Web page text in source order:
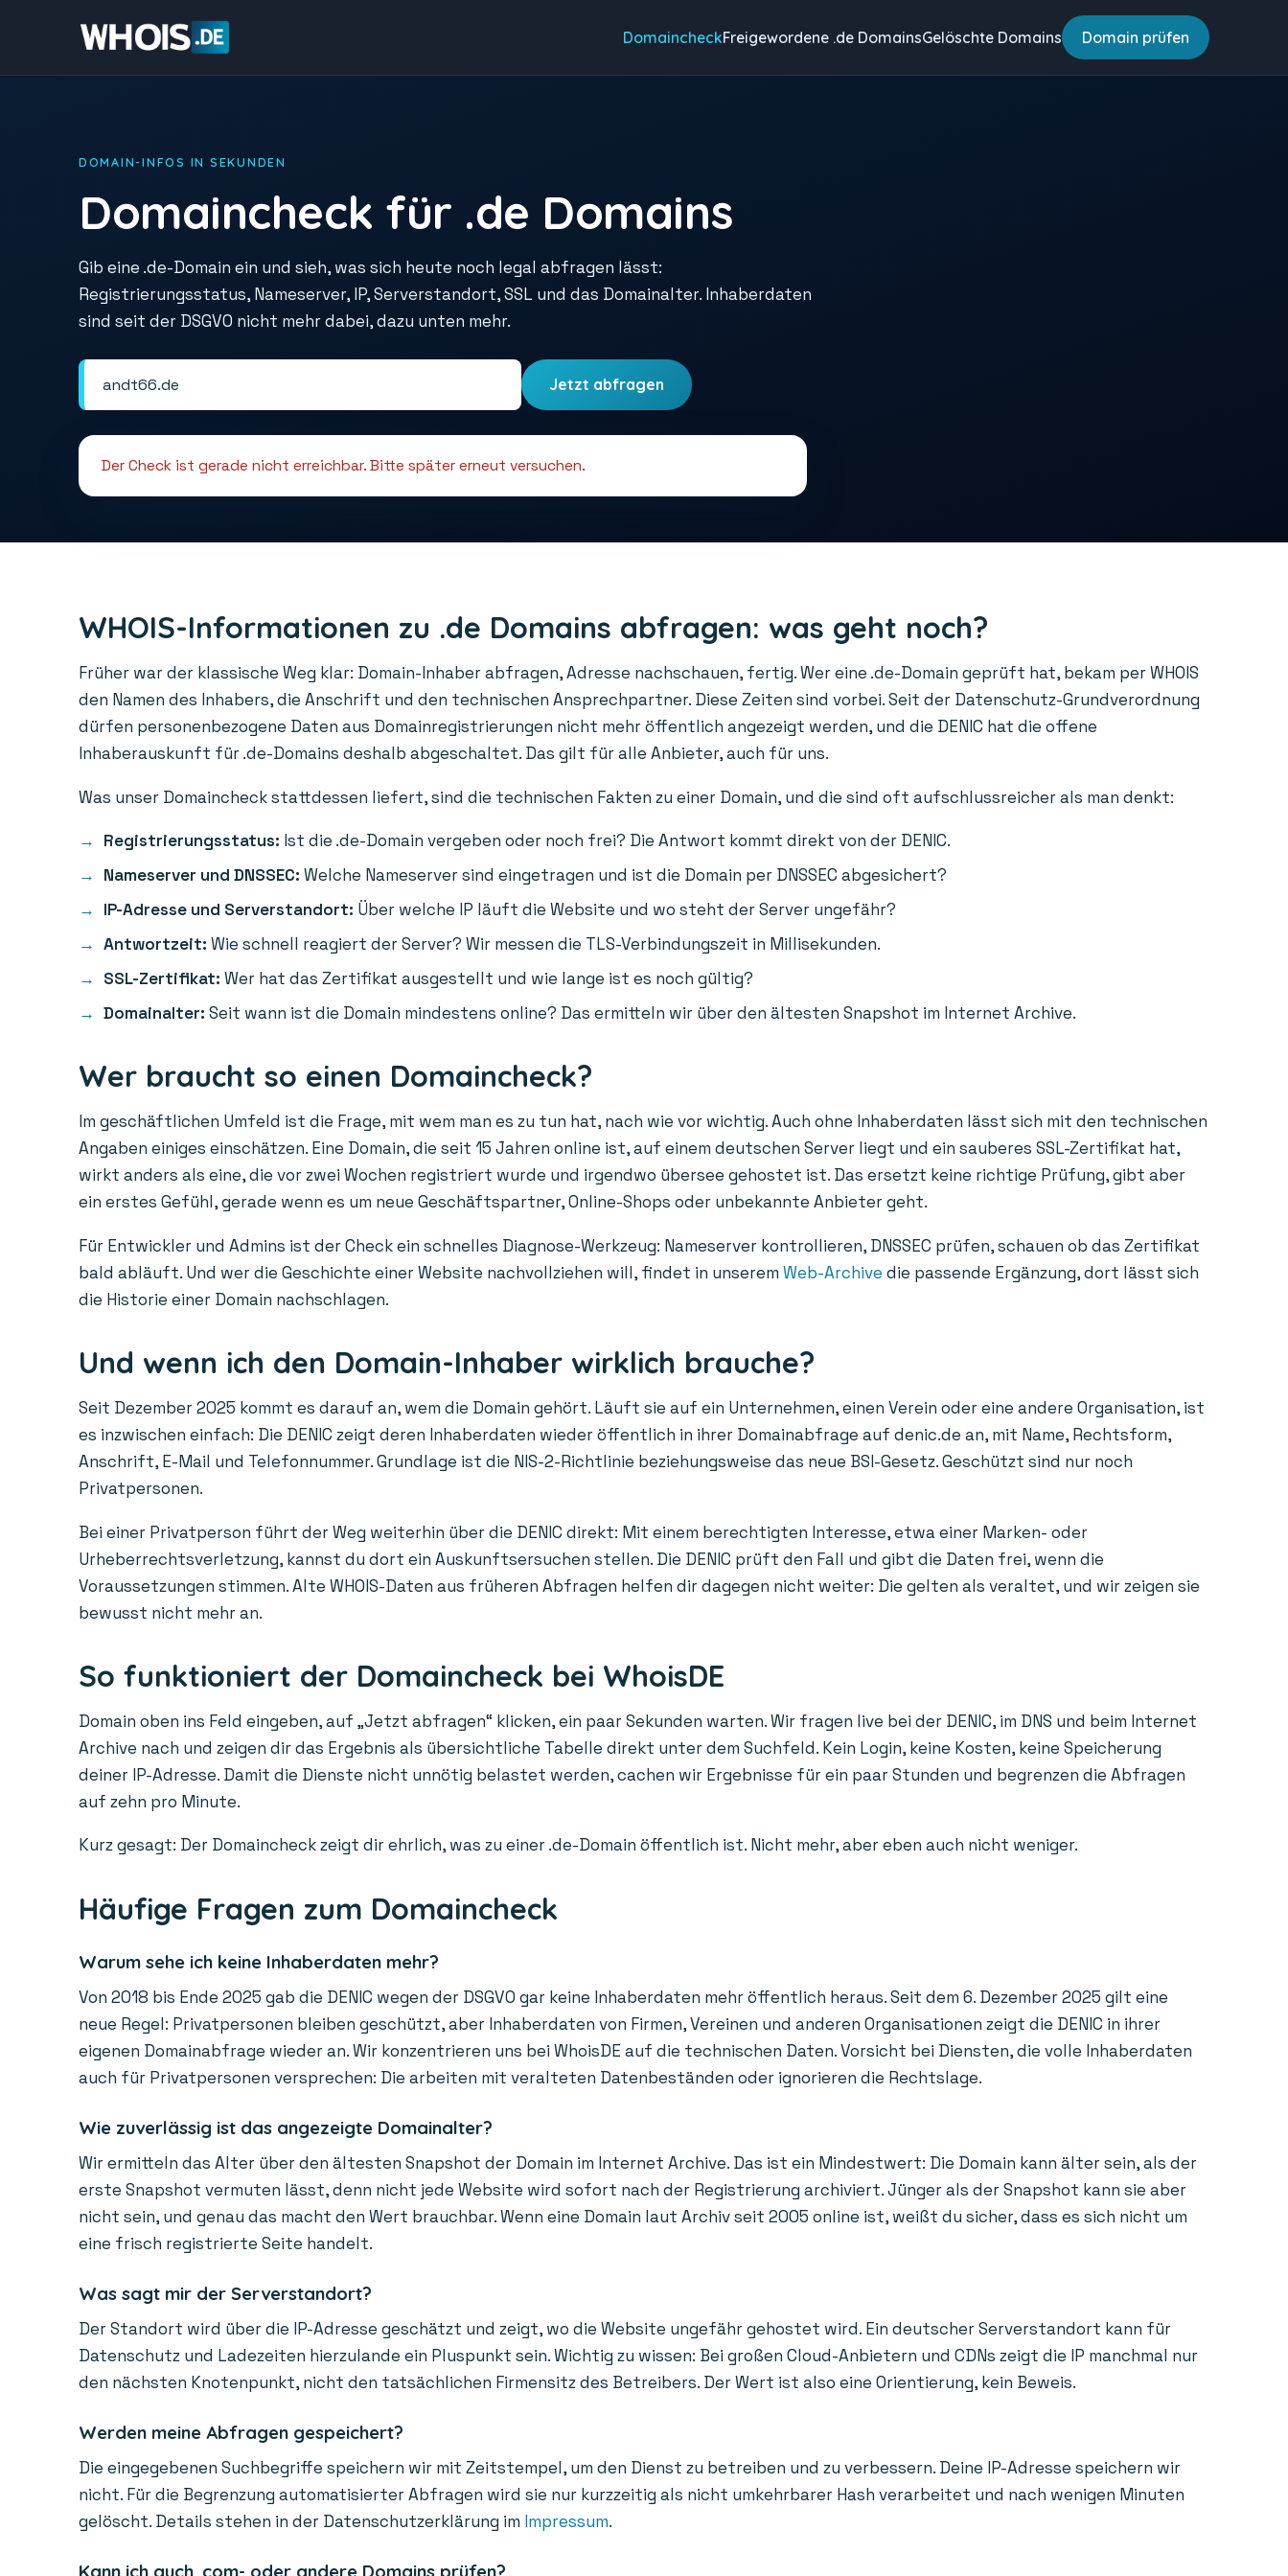
DomaincheckFreigewordene .de DomainsGelöschte Domains Domain prüfen
DOMAIN-INFOS IN SEKUNDEN
Domaincheck für .de Domains
Gib eine .de-Domain ein und sieh, was sich heute noch legal abfragen lässt:
Registrierungsstatus, Nameserver, IP, Serverstandort, SSL und das Domainalter. Inhaberdaten
sind seit der DSGVO nicht mehr dabei, dazu unten mehr.
Jetzt abfragen
Der Check ist gerade nicht erreichbar. Bitte später erneut versuchen.
WHOIS-Informationen zu .de Domains abfragen: was geht noch?
Früher war der klassische Weg klar: Domain-Inhaber abfragen, Adresse nachschauen, fertig. Wer eine .de-Domain geprüft hat, bekam per WHOIS
den Namen des Inhabers, die Anschrift und den technischen Ansprechpartner. Diese Zeiten sind vorbei. Seit der Datenschutz-Grundverordnung
dürfen personenbezogene Daten aus Domainregistrierungen nicht mehr öffentlich angezeigt werden, und die DENIC hat die offene
Inhaberauskunft für .de-Domains deshalb abgeschaltet. Das gilt für alle Anbieter, auch für uns.
Was unser Domaincheck stattdessen liefert, sind die technischen Fakten zu einer Domain, und die sind oft aufschlussreicher als man denkt:
Registrierungsstatus: Ist die .de-Domain vergeben oder noch frei? Die Antwort kommt direkt von der DENIC.
Nameserver und DNSSEC: Welche Nameserver sind eingetragen und ist die Domain per DNSSEC abgesichert?
IP-Adresse und Serverstandort: Über welche IP läuft die Website und wo steht der Server ungefähr?
Antwortzeit: Wie schnell reagiert der Server? Wir messen die TLS-Verbindungszeit in Millisekunden.
SSL-Zertifikat: Wer hat das Zertifikat ausgestellt und wie lange ist es noch gültig?
Domainalter: Seit wann ist die Domain mindestens online? Das ermitteln wir über den ältesten Snapshot im Internet Archive.
Wer braucht so einen Domaincheck?
Im geschäftlichen Umfeld ist die Frage, mit wem man es zu tun hat, nach wie vor wichtig. Auch ohne Inhaberdaten lässt sich mit den technischen
Angaben einiges einschätzen. Eine Domain, die seit 15 Jahren online ist, auf einem deutschen Server liegt und ein sauberes SSL-Zertifikat hat,
wirkt anders als eine, die vor zwei Wochen registriert wurde und irgendwo übersee gehostet ist. Das ersetzt keine richtige Prüfung, gibt aber
ein erstes Gefühl, gerade wenn es um neue Geschäftspartner, Online-Shops oder unbekannte Anbieter geht.
Für Entwickler und Admins ist der Check ein schnelles Diagnose-Werkzeug: Nameserver kontrollieren, DNSSEC prüfen, schauen ob das Zertifikat
bald abläuft. Und wer die Geschichte einer Website nachvollziehen will, findet in unserem Web-Archive die passende Ergänzung, dort lässt sich
die Historie einer Domain nachschlagen.
Und wenn ich den Domain-Inhaber wirklich brauche?
Seit Dezember 2025 kommt es darauf an, wem die Domain gehört. Läuft sie auf ein Unternehmen, einen Verein oder eine andere Organisation, ist
es inzwischen einfach: Die DENIC zeigt deren Inhaberdaten wieder öffentlich in ihrer Domainabfrage auf denic.de an, mit Name, Rechtsform,
Anschrift, E-Mail und Telefonnummer. Grundlage ist die NIS-2-Richtlinie beziehungsweise das neue BSI-Gesetz. Geschützt sind nur noch
Privatpersonen.
Bei einer Privatperson führt der Weg weiterhin über die DENIC direkt: Mit einem berechtigten Interesse, etwa einer Marken- oder
Urheberrechtsverletzung, kannst du dort ein Auskunftsersuchen stellen. Die DENIC prüft den Fall und gibt die Daten frei, wenn die
Voraussetzungen stimmen. Alte WHOIS-Daten aus früheren Abfragen helfen dir dagegen nicht weiter: Die gelten als veraltet, und wir zeigen sie
bewusst nicht mehr an.
So funktioniert der Domaincheck bei WhoisDE
Domain oben ins Feld eingeben, auf „Jetzt abfragen“ klicken, ein paar Sekunden warten. Wir fragen live bei der DENIC, im DNS und beim Internet
Archive nach und zeigen dir das Ergebnis als übersichtliche Tabelle direkt unter dem Suchfeld. Kein Login, keine Kosten, keine Speicherung
deiner IP-Adresse. Damit die Dienste nicht unnötig belastet werden, cachen wir Ergebnisse für ein paar Stunden und begrenzen die Abfragen
auf zehn pro Minute.
Kurz gesagt: Der Domaincheck zeigt dir ehrlich, was zu einer .de-Domain öffentlich ist. Nicht mehr, aber eben auch nicht weniger.
Häufige Fragen zum Domaincheck
Warum sehe ich keine Inhaberdaten mehr?
Von 2018 bis Ende 2025 gab die DENIC wegen der DSGVO gar keine Inhaberdaten mehr öffentlich heraus. Seit dem 6. Dezember 2025 gilt eine
neue Regel: Privatpersonen bleiben geschützt, aber Inhaberdaten von Firmen, Vereinen und anderen Organisationen zeigt die DENIC in ihrer
eigenen Domainabfrage wieder an. Wir konzentrieren uns bei WhoisDE auf die technischen Daten. Vorsicht bei Diensten, die volle Inhaberdaten
auch für Privatpersonen versprechen: Die arbeiten mit veralteten Datenbeständen oder ignorieren die Rechtslage.
Wie zuverlässig ist das angezeigte Domainalter?
Wir ermitteln das Alter über den ältesten Snapshot der Domain im Internet Archive. Das ist ein Mindestwert: Die Domain kann älter sein, als der
erste Snapshot vermuten lässt, denn nicht jede Website wird sofort nach der Registrierung archiviert. Jünger als der Snapshot kann sie aber
nicht sein, und genau das macht den Wert brauchbar. Wenn eine Domain laut Archiv seit 2005 online ist, weißt du sicher, dass es sich nicht um
eine frisch registrierte Seite handelt.
Was sagt mir der Serverstandort?
Der Standort wird über die IP-Adresse geschätzt und zeigt, wo die Website ungefähr gehostet wird. Ein deutscher Serverstandort kann für
Datenschutz und Ladezeiten hierzulande ein Pluspunkt sein. Wichtig zu wissen: Bei großen Cloud-Anbietern und CDNs zeigt die IP manchmal nur
den nächsten Knotenpunkt, nicht den tatsächlichen Firmensitz des Betreibers. Der Wert ist also eine Orientierung, kein Beweis.
Werden meine Abfragen gespeichert?
Die eingegebenen Suchbegriffe speichern wir mit Zeitstempel, um den Dienst zu betreiben und zu verbessern. Deine IP-Adresse speichern wir
nicht. Für die Begrenzung automatisierter Abfragen wird sie nur kurzzeitig als nicht umkehrbarer Hash verarbeitet und nach wenigen Minuten
gelöscht. Details stehen in der Datenschutzerklärung im Impressum.